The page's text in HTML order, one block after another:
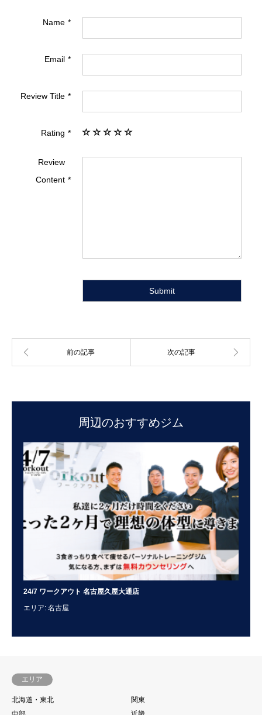
Name
Email
Review Title
Rating
Review
Content
周辺のおすすめジム
24/7 ワークアウト 名古屋久屋大通店
エリア: 名古屋
エリア
北海道・東北
関東